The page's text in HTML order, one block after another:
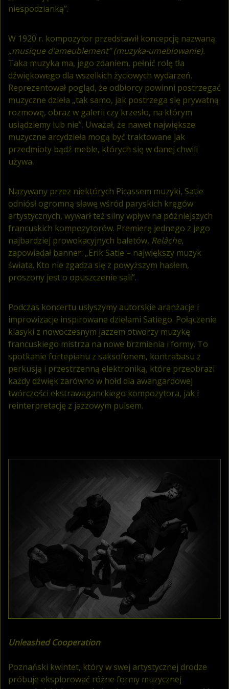
niespodzianką”.
W 1920 r. kompozytor przedstawił koncepcję nazwaną
„musique d’ameublement” (muzyka-umeblowanie).
Taka muzyka ma, jego zdaniem, pełnić rolę tła
dźwiękowego dla wszelkich życiowych wydarzeń.
Reprezentował pogląd, że odbiorcy powinni postrzegać
muzyczne dzieła „tak samo, jak postrzega się prywatną
rozmowę, obraz w galerii czy krzesło, na którym
usiądziemy lub nie”. Uważał, że nawet największe
muzyczne arcydzieła mogą być traktowane jak
przedmioty bądź meble, których się w danej chwili
używa.
Nazywany przez niektórych Picassem muzyki, Satie
odniósł ogromną sławę wśród paryskich kręgów
artystycznych, wywarł też silny wpływ na późniejszych
francuskich kompozytorów. Premierę jednego z jego
najbardziej prowokacyjnych baletów, Relâche,
zapowiadał banner: „Erik Satie – największy muzyk
świata. Kto nie zgadza się z powyższym hasłem,
proszony jest o opuszczenie sali”.
Podczas koncertu usłyszymy autorskie aranżacje i
improwizacje inspirowane dziełami Satiego. Połączenie
klasyki z nowoczesnym jazzem otworzy muzykę
francuskiego mistrza na nowe brzmienia i formy. To
spotkanie fortepianu z saksofonem, kontrabasu z
perkusją i przestrzenną elektroniką, które przeobrazi
każdy dźwięk zarówno w hołd dla awangardowej
twórczości ekstrawaganckiego kompozytora, jak i
reinterpretację z jazzowym pulsem.
Unleashed Cooperation
Poznański kwintet, który w swej artystycznej drodze
próbuje eksplorować różne formy muzycznej